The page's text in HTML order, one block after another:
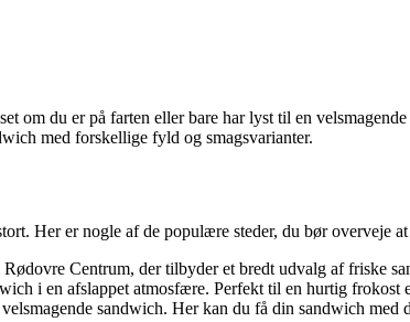
du er på farten eller bare har lyst til en
med forskellige fyld og smagsvarianter.
Her er nogle af de populære steder, du bør overveje at
Centrum, der tilbyder et bredt udvalg af friske
i en afslappet atmosfære. Perfekt til en hurtig frokost
sandwich. Her kan du få din sandwich med